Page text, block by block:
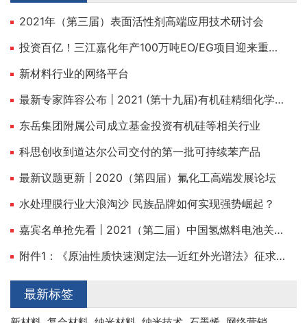
2021年（第三届）表面活性剂高端应用技术研讨会
投资百亿！三江嘉化年产100万吨EO/EG项目迎来重大建设节点！
新材料行业的网络平台
最新专家阵容公布 | 2021 (第十九届)有机硅精细化学品技术交流会
东岳集团附属公司成立基金投资有机硅等相关行业
科思创收到道达尔公司交付的第一批可持续苯产品
最新议题更新 | 2020（第四届）氟化工高端发展论坛
水处理膜行业大浪淘沙 民族品牌如何实现强势崛起？
嘉宾名单抢先看 | 2021（第二届）中国氢燃料电池关键材料与装备高峰论坛
附件1：《原油性质快速测定法—近红外光谱法》征求意见稿及编制说明.pdf
最新标签